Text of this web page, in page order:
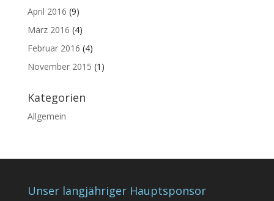
April 2016 (9)
März 2016 (4)
Februar 2016 (4)
November 2015 (1)
Kategorien
Allgemein
Unser langjähriger Hauptsponsor